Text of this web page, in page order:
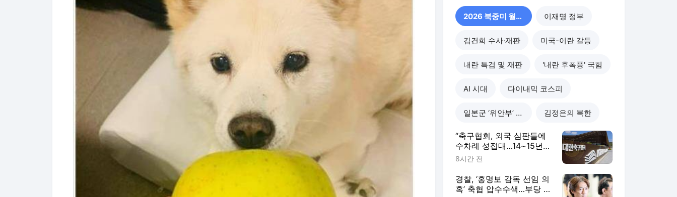
2026 북중미 월드컵 이재명 정부
김건희 수사·재판 미국-이란 갈등
내란 특검 및 재판 '내란 후폭풍' 국힘
AI 시대 다이내믹 코스피
일본군 ‘위안부’ 피해 김정은의 북한
“축구협회, 외국 심판들에
수차례 성접대…14~15년
전”
8시간 전
경찰, ‘홍명보 감독 선임 의
혹’ 축협 압수수색…부당 개